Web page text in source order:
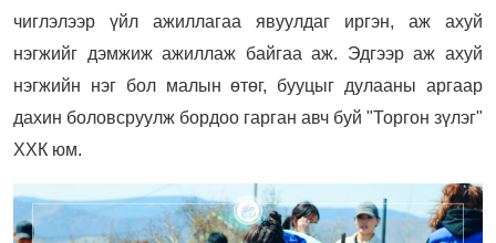
чиглэлээр үйл ажиллагаа явуулдаг иргэн, аж ахуй
нэгжийг дэмжиж ажиллаж байгаа аж. Эдгээр аж ахуй
нэгжийн нэг бол малын өтөг, бууцыг дулааны аргаар
дахин боловсруулж бордоо гарган авч буй "Торгон зүлэг"
ХХК юм.